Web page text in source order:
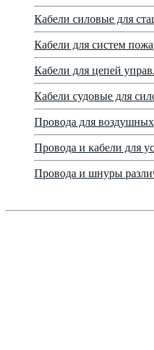
Кабели силовые для
Кабели для систем
Кабели для цепей
Кабели судовые для
Провода для
Провода и кабели для
Провода и шнуры